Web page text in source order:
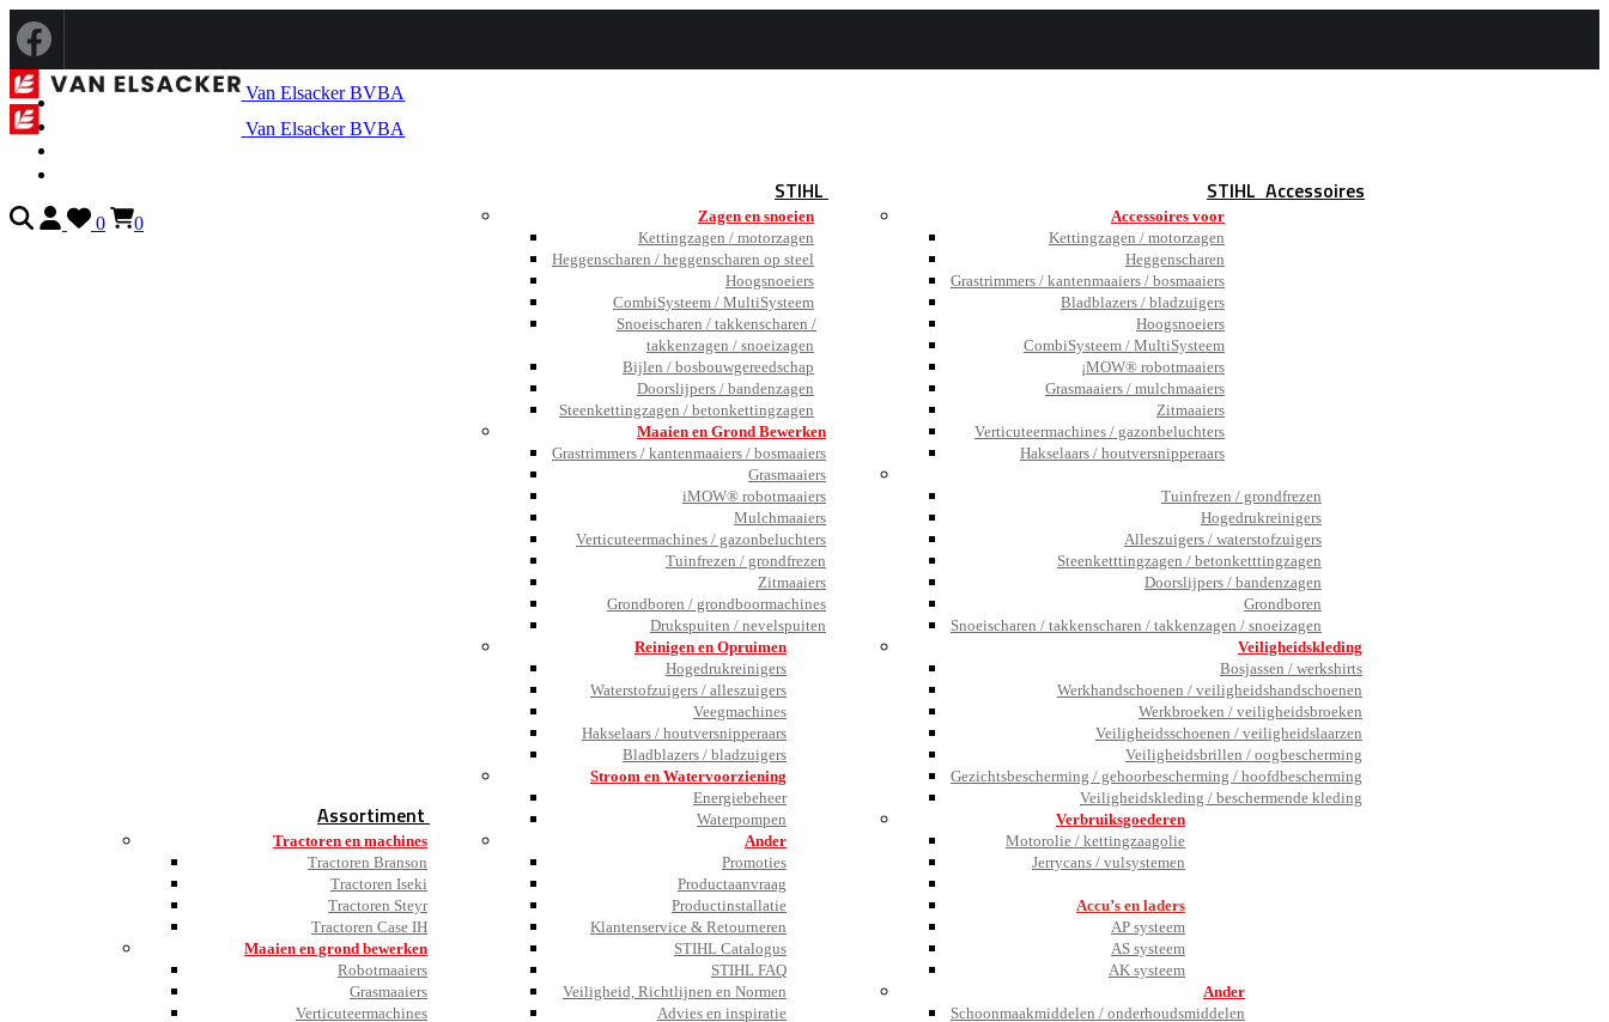
0 0
Van Elsacker BVBA
Van Elsacker BVBA
Assortiment
Tractoren en machines
Tractoren Branson
Tractoren Iseki
Tractoren Steyr
Tractoren Case IH
Maaien en grond bewerken
Robotmaaiers
Grasmaaiers
Verticuteermachines
STIHL
Zagen en snoeien
Kettingzagen / motorzagen
Heggenscharen / heggenscharen op steel
Hoogsnoeiers
CombiSysteem / MultiSysteem
Snoeischaren / takkenscharen /
takkenzagen / snoeizagen
Bijlen / bosbouwgereedschap
Doorslijpers / bandenzagen
Steenkettingzagen / betonkettingzagen
Maaien en Grond Bewerken
Grastrimmers / kantenmaaiers / bosmaaiers
Grasmaaiers
iMOW® robotmaaiers
Mulchmaaiers
Verticuteermachines / gazonbeluchters
Tuinfrezen / grondfrezen
Zitmaaiers
Grondboren / grondboormachines
Drukspuiten / nevelspuiten
Reinigen en Opruimen
Hogedrukreinigers
Waterstofzuigers / alleszuigers
Veegmachines
Hakselaars / houtversnipperaars
Bladblazers / bladzuigers
Stroom en Watervoorziening
Energiebeheer
Waterpompen
Ander
Promoties
Productaanvraag
Productinstallatie
Klantenservice & Retourneren
STIHL Catalogus
STIHL FAQ
Veiligheid, Richtlijnen en Normen
Advies en inspiratie
STIHL Accessoires
Accessoires voor
Kettingzagen / motorzagen
Heggenscharen
Grastrimmers / kantenmaaiers / bosmaaiers
Bladblazers / bladzuigers
Hoogsnoeiers
CombiSysteem / MultiSysteem
¡MOW® robotmaaiers
Grasmaaiers / mulchmaaiers
Zitmaaiers
Verticuteermachines / gazonbeluchters
Hakselaars / houtversnipperaars
Tuinfrezen / grondfrezen
Hogedrukreinigers
Alleszuigers / waterstofzuigers
Steenketttingzagen / betonketttingzagen
Doorslijpers / bandenzagen
Grondboren
Snoeischaren / takkenscharen / takkenzagen / snoeizagen
Veiligheidskleding
Bosjassen / werkshirts
Werkhandschoenen / veiligheidshandschoenen
Werkbroeken / veiligheidsbroeken
Veiligheidsschoenen / veiligheidslaarzen
Veiligheidsbrillen / oogbescherming
Gezichtsbescherming / gehoorbescherming / hoofdbescherming
Veiligheidskleding / beschermende kleding
Verbruiksgoederen
Motorolie / kettingzaagolie
Jerrycans / vulsystemen
Accu’s en laders
AP systeem
AS systeem
AK systeem
Ander
Schoonmaakmiddelen / onderhoudsmiddelen